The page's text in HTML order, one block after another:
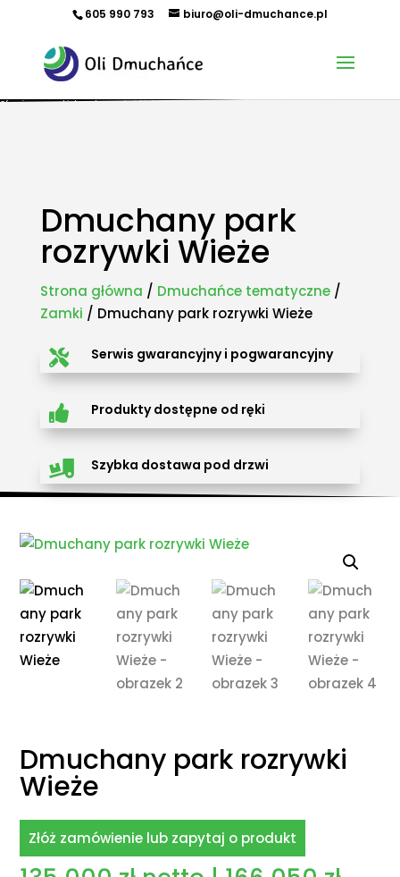
605 990 793 biuro@oli-dmuchance.pl
Oferujemy zamki dmuchane, zjeżdżalnie dmuchane, zjeżdżalnie wodne, dmuchane place zabaw,
Dmuchany park
rozrywki Wieże
Strona główna / Dmuchańce tematyczne/
Zamki / Dmuchany park rozrywki Wieże
 Serwis gwarancyjny i pogwarancyjny
 Produkty dostępne od ręki
 Szybka dostawa pod drzwi
Dmuchany park rozrywki
Wieże
Złóż zamówienie lub zapytaj o produkt